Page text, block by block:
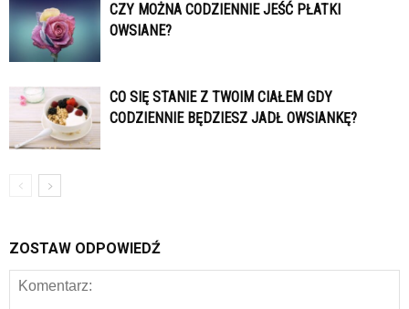
CZY MOŻNA CODZIENNIE JEŚĆ PŁATKI
OWSIANE?
CO SIĘ STANIE Z TWOIM CIAŁEM GDY
CODZIENNIE BĘDZIESZ JADŁ OWSIANKĘ?
ZOSTAW ODPOWIEDŹ